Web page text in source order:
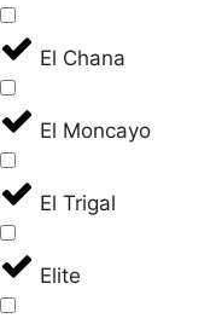
El Chana
El Moncayo
El Trigal
Elite